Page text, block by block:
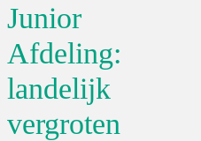
Junior
Afdeling:
landelijk
vergroten